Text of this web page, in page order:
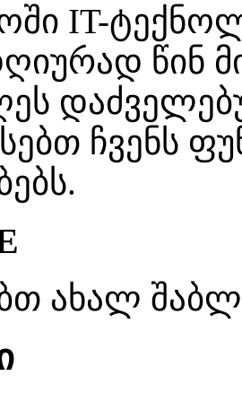
IT-
წინ
ჩვენს
ახალ